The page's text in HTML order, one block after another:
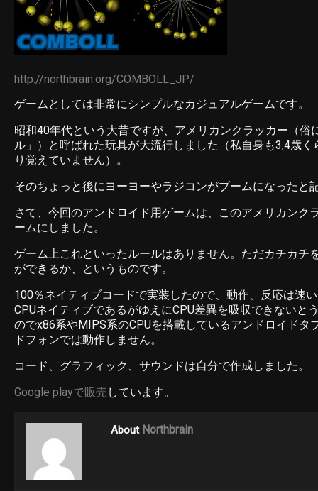
http://northbrain.org/COMBOLL_JP/
ゲームとしては非常にシンプルなカジュアルゲームです。
昭和40年代という大昔ですが、アメリカンクラッカー（俗
ル」）と呼ばれた玩具が大流行しました（私自身も3,4歳
り覚えていません）。
そのちょっと後にヨーヨーやラジコンがブームになったと
さて、今回のアンドロイド用ゲームは、このアメリカンク
ームにしました。
ゲーム上これといったルールはありません。ただカチカチ
ができるか、というものです。
100％ネイティブコードで実装したので、動作、反応は速
CPUネイティブであるがゆえにCPU差異を吸収できないと
のでx86系やMIPS系のCPUを搭載しているアンドロイドタ
ドフォンでは動作しません。
コード、グラフィック、サウンドは自分で作成しました。
Google playで販売 しています。
About Northbrain